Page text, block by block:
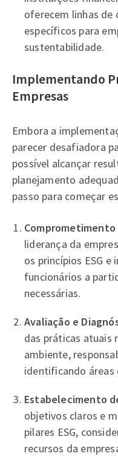
oferecem linhas de
específicos para
sustentabilidade.
Implementando
Empresas
Embora a
parecer desafiadora
possível alcançar
planejamento
passo para começar
Comprometimento
liderança da
os princípios ESG
funcionários a
necessárias.
Avaliação e
das práticas atuais
ambiente,
identificando áreas
Estabelecimento
objetivos claros e
pilares ESG,
recursos da